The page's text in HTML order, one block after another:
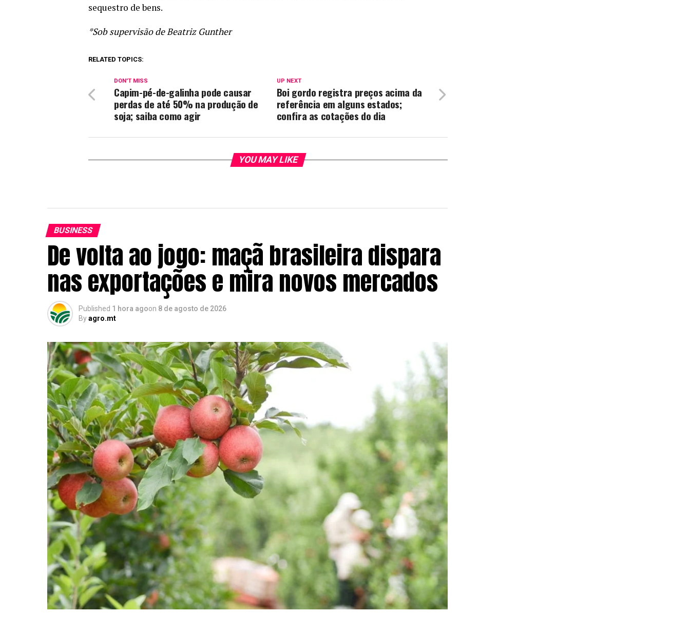
sequestro de bens.
*Sob supervisão de Beatriz Gunther
RELATED TOPICS:
UP NEXT
Boi gordo registra preços acima da
referência em alguns estados;
confira as cotações do dia
DON'T MISS
Capim-pé-de-galinha pode causar
perdas de até 50% na produção de
soja; saiba como agir
YOU MAY LIKE
BUSINESS
De volta ao jogo: maçã brasileira dispara
nas exportações e mira novos mercados
Published 1 hora agoon 8 de agosto de 2026
Byagro.mt